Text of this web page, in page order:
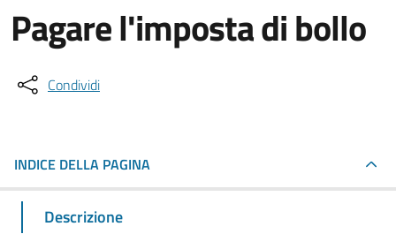
Pagare l'imposta di bollo
Condividi
INDICE DELLA PAGINA
Descrizione